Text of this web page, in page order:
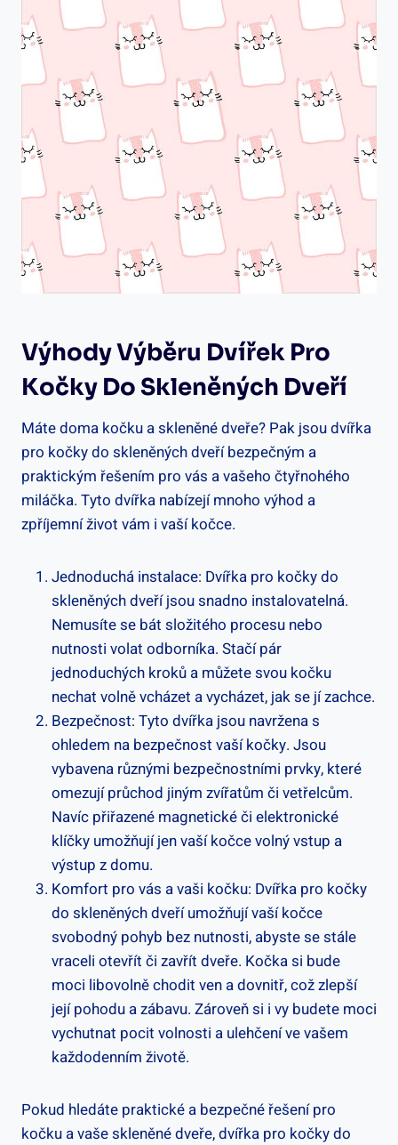
Výhody Výběru Dvířek Pro
Kočky Do Skleněných Dveří
Máte doma kočku a skleněné dveře? Pak jsou dvířka
pro kočky do skleněných dveří bezpečným a
praktickým řešením pro vás a vašeho čtyřnohého
miláčka. Tyto dvířka nabízejí mnoho výhod a
zpříjemní život vám i vaší kočce.
Jednoduchá instalace: Dvířka pro kočky do
skleněných dveří jsou snadno instalovatelná.
Nemusíte se bát složitého procesu nebo
nutnosti volat odborníka. Stačí pár
jednoduchých kroků a můžete svou kočku
nechat volně vcházet a vycházet, jak se jí zachce.
Bezpečnost: Tyto dvířka jsou navržena s
ohledem na bezpečnost vaší kočky. Jsou
vybavena různými bezpečnostními prvky, které
omezují průchod jiným zvířatům či vetřelcům.
Navíc přiřazené magnetické či elektronické
klíčky umožňují jen vaší kočce volný vstup a
výstup z domu.
Komfort pro vás a vaši kočku: Dvířka pro kočky
do skleněných dveří umožňují vaší kočce
svobodný pohyb bez nutnosti, abyste se stále
vraceli otevřít či zavřít dveře. Kočka si bude
moci libovolně chodit ven a dovnitř, což zlepší
její pohodu a zábavu. Zároveň si i vy budete moci
vychutnat pocit volnosti a ulehčení ve vašem
každodenním životě.
Pokud hledáte praktické a bezpečné řešení pro
kočku a vaše skleněné dveře, dvířka pro kočky do